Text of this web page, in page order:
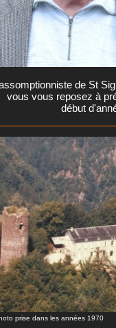
de St
vous vous reposez à
début
prise dans les années 1970